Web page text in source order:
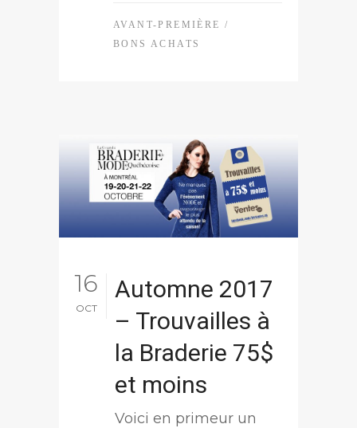
AVANT-PREMIÈRE /
BONS ACHATS
16
OCT
Automne 2017
– Trouvailles à
la Braderie 75$
et moins
Voici en primeur un